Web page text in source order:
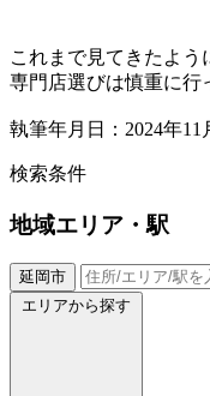
これまで見てきたよう
専門店選びは慎重に行
執筆年月日：2024年11
検索条件
地域エリア・駅
延岡市
エリアから探す